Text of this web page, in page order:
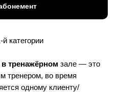
категории
тренажёрном зале — это
тренером, во время
одному клиенту/